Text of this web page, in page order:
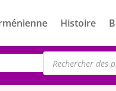
Histoire
Recherche
de
produits